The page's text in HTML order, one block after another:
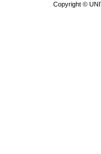
Copyright ©